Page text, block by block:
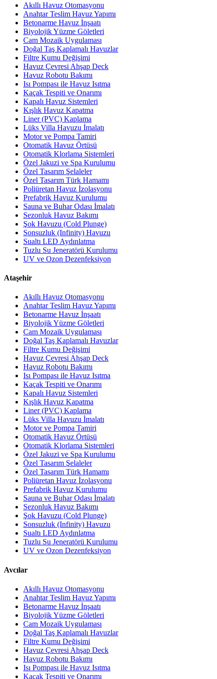
Akıllı Havuz Otomasyonu
Anahtar Teslim Havuz Yapımı
Betonarme Havuz İnşaatı
Biyolojik Yüzme Göletleri
Cam Mozaik Uygulaması
Doğal Taş Kaplamalı Havuzlar
Filtre Kumu Değişimi
Havuz Çevresi Ahşap Deck
Havuz Robotu Bakımı
Isı Pompası ile Havuz Isıtma
Kaçak Tespiti ve Onarımı
Kapalı Havuz Sistemleri
Kışlık Havuz Kapatma
Liner (PVC) Kaplama
Lüks Villa Havuzu İmalatı
Motor ve Pompa Tamiri
Otomatik Havuz Örtüsü
Otomatik Klorlama Sistemleri
Özel Jakuzi ve Spa Kurulumu
Özel Tasarım Şelaleler
Özel Tasarım Türk Hamamı
Poliüretan Havuz İzolasyonu
Prefabrik Havuz Kurulumu
Sauna ve Buhar Odası İmalatı
Sezonluk Havuz Bakımı
Şok Havuzu (Cold Plunge)
Sonsuzluk (Infinity) Havuzu
Sualtı LED Aydınlatma
Tuzlu Su Jeneratörü Kurulumu
UV ve Ozon Dezenfeksiyon
Ataşehir
Akıllı Havuz Otomasyonu
Anahtar Teslim Havuz Yapımı
Betonarme Havuz İnşaatı
Biyolojik Yüzme Göletleri
Cam Mozaik Uygulaması
Doğal Taş Kaplamalı Havuzlar
Filtre Kumu Değişimi
Havuz Çevresi Ahşap Deck
Havuz Robotu Bakımı
Isı Pompası ile Havuz Isıtma
Kaçak Tespiti ve Onarımı
Kapalı Havuz Sistemleri
Kışlık Havuz Kapatma
Liner (PVC) Kaplama
Lüks Villa Havuzu İmalatı
Motor ve Pompa Tamiri
Otomatik Havuz Örtüsü
Otomatik Klorlama Sistemleri
Özel Jakuzi ve Spa Kurulumu
Özel Tasarım Şelaleler
Özel Tasarım Türk Hamamı
Poliüretan Havuz İzolasyonu
Prefabrik Havuz Kurulumu
Sauna ve Buhar Odası İmalatı
Sezonluk Havuz Bakımı
Şok Havuzu (Cold Plunge)
Sonsuzluk (Infinity) Havuzu
Sualtı LED Aydınlatma
Tuzlu Su Jeneratörü Kurulumu
UV ve Ozon Dezenfeksiyon
Avcılar
Akıllı Havuz Otomasyonu
Anahtar Teslim Havuz Yapımı
Betonarme Havuz İnşaatı
Biyolojik Yüzme Göletleri
Cam Mozaik Uygulaması
Doğal Taş Kaplamalı Havuzlar
Filtre Kumu Değişimi
Havuz Çevresi Ahşap Deck
Havuz Robotu Bakımı
Isı Pompası ile Havuz Isıtma
Kaçak Tespiti ve Onarımı